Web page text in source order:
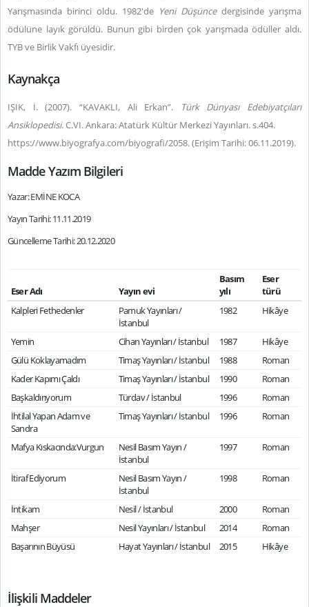
Yarışmasında birinci oldu. 1982'de Yeni Düşüncedergisinde yarışma
ödülüne layık görüldü. Bunun gibi birden çok yarışmada ödüller aldı.
TYB ve Birlik Vakfı üyesidir.
Kaynakça
IŞIK, İ. (2007). “KAVAKLI, Ali Erkan”.
Türk Dünyası Edebiyatçıları
Ansiklopedisi.C.VI. Ankara: Atatürk Kültür Merkezi Yayınları. s.404.
https://www.biyografya.com/biyografi/2058. (Erişim Tarihi: 06.11.2019).
Madde Yazım Bilgileri
Yazar: EMİNE KOCA
Yayın Tarihi: 11.11.2019
Güncelleme Tarihi: 20.12.2020
Eser Adı Yayın evi
Basım
yılı
Eser
türü
Kalpleri Fethedenler
Pamuk Yayınları /
İstanbul
1982 Hikâye
Yemin Cihan Yayınları / İstanbul 1987
Hikâye
Gülü Koklayamadım
Timaş Yayınları / İstanbul 1988
Roman
Kader Kapımı Çaldı
Timaş Yayınları / İstanbul 1990
Roman
Başkaldırıyorum
Türdav / İstanbul 1996
Roman
İhtilal Yapan Adam ve
Sandra
Timaş Yayınları / İstanbul 1996 Roman
Mafya Kıskacında:Vurgun
Nesil Basım Yayın /
İstanbul
1997 Roman
İtiraf Ediyorum
Nesil Basım Yayın /
İstanbul
1998 Roman
İntikam Nesil / İstanbul 2000
Roman
Mahşer
Nesil Yayınları / İstanbul 2014
Roman
Başarının Büyüsü
Hayat Yayınları / İstanbul 2015 Hikâye
İlişkili Maddeler